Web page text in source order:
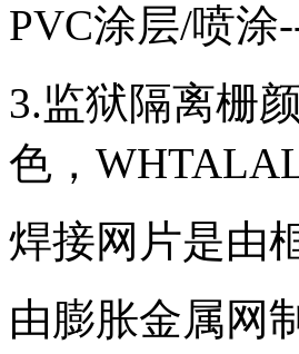
PVC涂层/喷涂
3.监狱隔离栅
色，
焊接网片是由
由膨胀金属网